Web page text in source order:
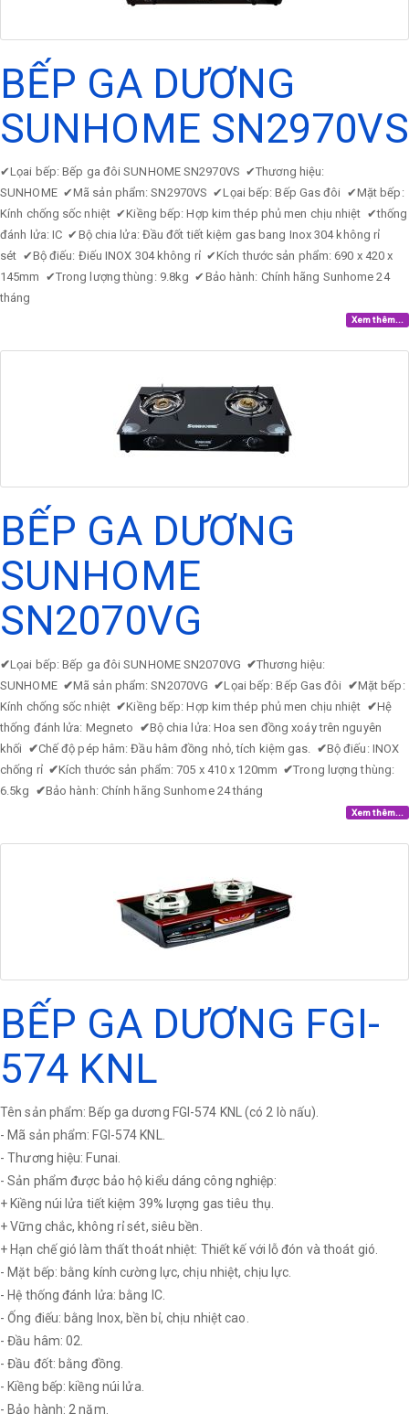
BẾP GA DƯƠNG
SUNHOME SN2970VS
✔Lọai bếp: Bếp ga đôi SUNHOME SN2970VS ✔Thương hiệu:
SUNHOME ✔Mã sản phẩm: SN2970VS ✔Lọai bếp: Bếp Gas đôi ✔Mặt bếp:
Kính chống sốc nhiệt ✔Kiềng bếp: Hợp kim thép phủ men chịu nhiệt ✔thống
đánh lửa: IC ✔ Bộ chia lửa: Đầu đốt tiết kiệm gas bang Inox 304 không rỉ
sét ✔Bộ điếu: Điếu INOX 304 không rỉ ✔Kích thước sản phẩm: 690 x 420 x
145mm ✔Trong lượng thùng: 9.8kg ✔ Bảo hành: Chính hãng Sunhome 24
tháng
Xem thêm...
BẾP GA DƯƠNG
SUNHOME
SN2070VG
✔Lọai bếp: Bếp ga đôi SUNHOME SN2070VG ✔Thương hiệu:
SUNHOME ✔Mã sản phẩm: SN2070VG ✔Lọai bếp: Bếp Gas đôi ✔Mặt bếp:
Kính chống sốc nhiệt ✔Kiềng bếp: Hợp kim thép phủ men chịu nhiệt ✔Hệ
thống đánh lửa: Megneto ✔Bộ chia lửa: Hoa sen đồng xoáy trên nguyên
khối ✔Chế độ pép hâm: Đầu hâm đồng nhỏ, tích kiệm gas. ✔Bộ điếu: INOX
chống rỉ ✔Kích thước sản phẩm: 705 x 410 x 120mm ✔Trong lượng thùng:
6.5kg ✔Bảo hành: Chính hãng Sunhome 24 tháng
Xem thêm...
BẾP GA DƯƠNG FGI-
574 KNL
Tên sản phẩm: Bếp ga dương FGI-574 KNL (có 2 lò nấu).
- Mã sản phẩm: FGI-574 KNL.
- Thương hiệu: Funai.
- Sản phẩm được bảo hộ kiểu dáng công nghiệp:
+ Kiềng núi lửa tiết kiệm 39% lượng gas tiêu thụ.
+ Vững chắc, không rỉ sét, siêu bền.
+ Hạn chế gió làm thất thoát nhiệt: Thiết kế với lỗ đón và thoát gió.
- Mặt bếp: bằng kính cường lực, chịu nhiệt, chịu lực.
- Hệ thống đánh lửa: bằng IC.
- Ống điếu: bằng Inox, bền bỉ, chịu nhiệt cao.
- Đầu hâm: 02.
- Đầu đốt: bằng đồng.
- Kiềng bếp: kiềng núi lửa.
- Bảo hành: 2 năm.